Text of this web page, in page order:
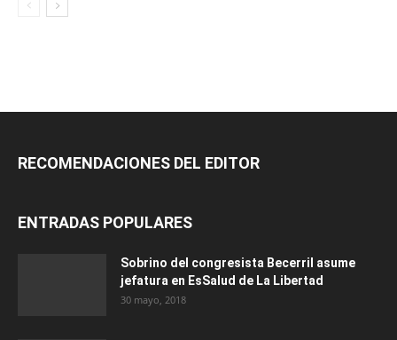
RECOMENDACIONES DEL EDITOR
ENTRADAS POPULARES
Sobrino del congresista Becerril asume
jefatura en EsSalud de La Libertad
30 mayo, 2018